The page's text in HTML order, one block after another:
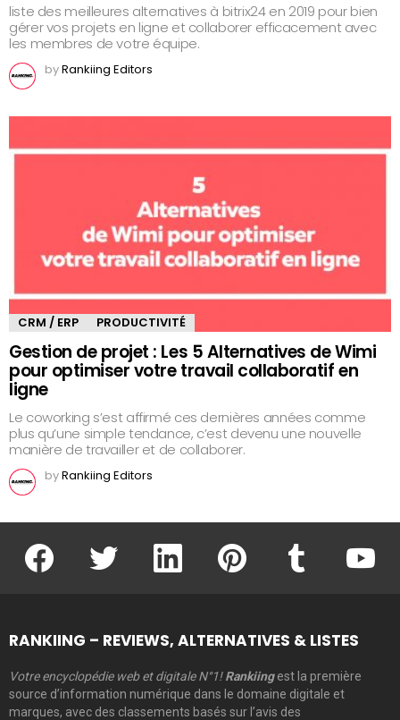
liste des meilleures alternatives à bitrix24 en 2019 pour bien
gérer vos projets en ligne et collaborer efficacement avec
les membres de votre équipe.
byRankiing Editors
CRM / ERP PRODUCTIVITÉ
Gestion de projet : Les 5 Alternatives de Wimi
pour optimiser votre travail collaboratif en
ligne
Le coworking s’est affirmé ces dernières années comme
plus qu’une simple tendance, c’est devenu une nouvelle
manière de travailler et de collaborer.
byRankiing Editors
facebook twitter linkedin pinterest
RANKIING – REVIEWS, ALTERNATIVES & LISTES
Votre encyclopédie web et digitale N°1! Rankiingest la première
source d’information numérique dans le domaine digitale et
marques, avec des classements basés sur l’avis des